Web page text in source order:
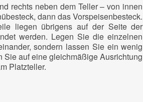
rechts neben dem Teller – von innen
dann das Vorspeisenbesteck.
liegen übrigens auf der Seite der
werden. Legen Sie die einzelnen
sondern lassen Sie ein wenig
Sie auf eine gleichmäßige Ausrichtung
Platzteller.